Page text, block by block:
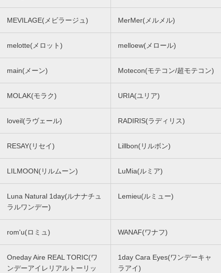
MEVILAGE(メビラージュ) MerMer(メルメル)
melotte(メロット) melloew(メロール)
main(メーン) Motecon(モテコン/超モテコン)
MOLAK(モラク) URIA(ユリア)
loveil(ラヴェール) RADIRIS(ラディリス)
RESAY(リセイ) Lillbon(リルボン)
LILMOON(リルムーン) LuMia(ルミア)
Luna Natural 1day(ルナナチュ
ラルワンデー)
Lemieu(ルミュー)
rom'u(ロミュ) WANAF(ワナフ)
Oneday Aire REAL TORIC(ワ
ンデーアイレリアルトーリッ
1day Cara Eyes(ワンデーキャ
ラアイ)